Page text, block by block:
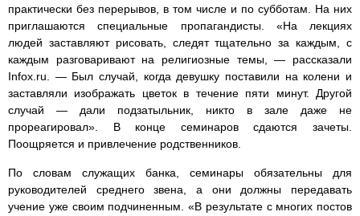
практически без перерывов, в том числе и по субботам. На них
приглашаются специальные пропагандисты. «На лекциях
людей заставляют рисовать, следят тщательно за каждым, с
каждым разговаривают на религиозные темы, — рассказали
Infox.ru. — Был случай, когда девушку поставили на колени и
заставляли изображать цветок в течение пяти минут. Другой
случай — дали подзатыльник, никто в зале даже не
прореагировал». В конце семинаров сдаются зачеты.
Поощряется и привлечение родственников.
По словам служащих банка, семинары обязательны для
руководителей среднего звена, а они должны передавать
учение уже своим подчиненным. «В результате с многих постов